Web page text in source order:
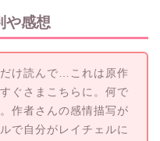
や感想
け読んで…これは原作
ぐさまこちらに。何で
作者さんの感情描写が
で自分がレイチェルに